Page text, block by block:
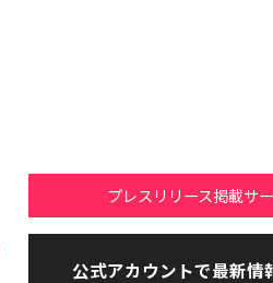
プレスリリース掲載サ
公式アカウントで最新情